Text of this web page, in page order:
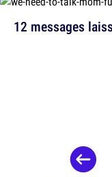
12 messages